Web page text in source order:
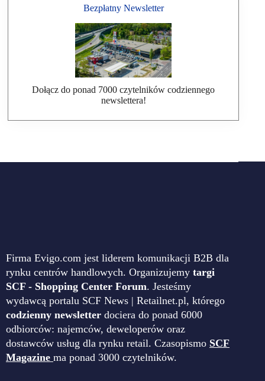
Bezpłatny Newsletter
Dołącz do ponad 7000 czytelników codziennego
newslettera!
Firma Evigo.com jest liderem komunikacji B2B dla
rynku centrów handlowych. Organizujemy targi
SCF - Shopping Center Forum. Jesteśmy
wydawcą portalu SCF News | Retailnet.pl, którego
codzienny newsletter dociera do ponad 6000
odbiorców: najemców, deweloperów oraz
dostawców usług dla rynku retail. Czasopismo SCF
Magazine ma ponad 3000 czytelników.